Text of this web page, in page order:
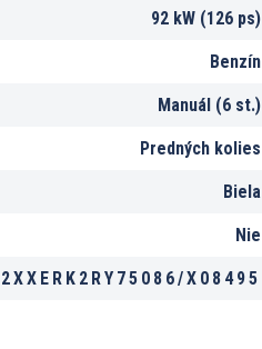
92 kW (126 ps)
Benzín
Manuál (6 st.)
Predných kolies
Biela
Nie
X08495